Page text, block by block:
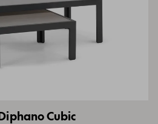
Cubic